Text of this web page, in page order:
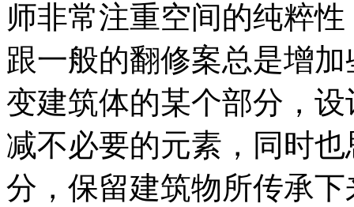
师非常注重空间的纯粹
跟一般的翻修案总是增
变建筑体的某个部分，
减不必要的元素，同时
分，保留建筑物所传承